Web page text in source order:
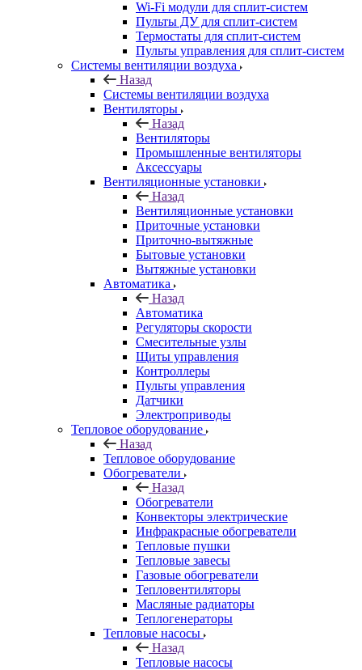
Wi-Fi модули для сплит-систем
Пульты ДУ для сплит-систем
Термостаты для сплит-систем
Пульты управления для сплит-систем
Системы вентиляции воздуха
Назад
Системы вентиляции воздуха
Вентиляторы
Назад
Вентиляторы
Промышленные вентиляторы
Аксессуары
Вентиляционные установки
Назад
Вентиляционные установки
Приточные установки
Приточно-вытяжные
Бытовые установки
Вытяжные установки
Автоматика
Назад
Автоматика
Регуляторы скорости
Смесительные узлы
Щиты управления
Контроллеры
Пульты управления
Датчики
Электроприводы
Тепловое оборудование
Назад
Тепловое оборудование
Обогреватели
Назад
Обогреватели
Конвекторы электрические
Инфракрасные обогреватели
Тепловые пушки
Тепловые завесы
Газовые обогреватели
Тепловентиляторы
Масляные радиаторы
Теплогенераторы
Тепловые насосы
Назад
Тепловые насосы